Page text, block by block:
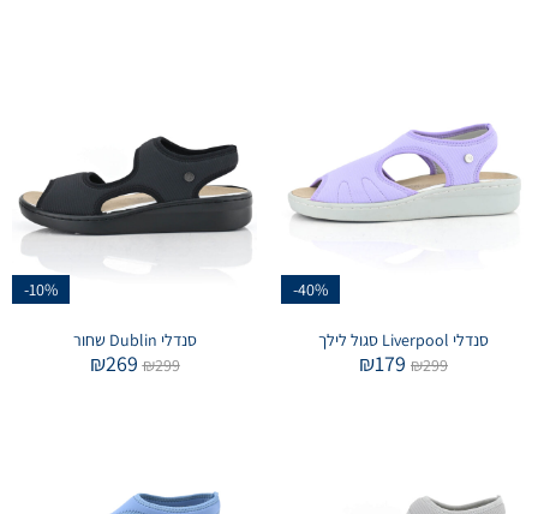
-40%
סנדלי Liverpool סגול לילך
₪299
₪179
-10%
סנדלי Dublin שחור
₪299
₪269